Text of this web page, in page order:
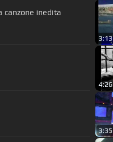
canzone inedita
3:13
4:26
3:35